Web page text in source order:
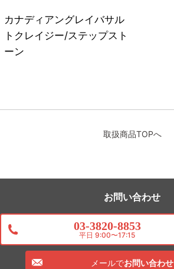
カナディアングレイバサル
トクレイジー/ステップスト
ーン
取扱商品TOPへ
お問い合わせ
03-3820-8853
平日 9:00〜17:15
メールでお問い合わせ